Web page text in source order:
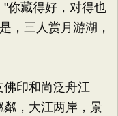
藏得好，对得也
，三人赏月游湖，
印和尚泛舟江
，大江两岸，景